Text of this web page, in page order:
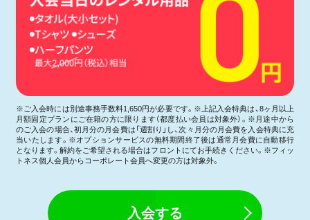
※ご入会時には別途事務手数料1,650円が必要です。※上記入会特典は、8ヶ月以上
月額固定プランにご在籍の方に限ります（都度払い会員は対象外）。※月途中から
のご入会の場合、初月分の月会費は「週割り」し、次々月分の月会費を入会特典に充
当いたします。※オプションサービスの無料期間終了後は通常月会費に自動移行
となります。解約をご希望される場合はフロントにてお手続きください。※フィッ
トネス個人会員からコーポレート会員へ変更の方は対象外。
入会する